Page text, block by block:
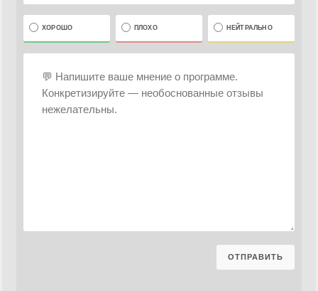
ХОРОШО ПЛОХО НЕЙТРАЛЬНО